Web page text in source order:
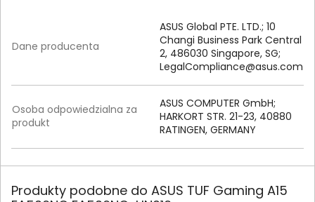
Dane producenta
ASUS Global PTE. LTD.; 10
Changi Business Park Central
2, 486030 Singapore, SG;
LegalCompliance@asus.com
Osoba odpowiedzialna za
produkt
ASUS COMPUTER GmbH;
HARKORT STR. 21-23, 40880
RATINGEN, GERMANY
Produkty podobne do ASUS TUF Gaming A15